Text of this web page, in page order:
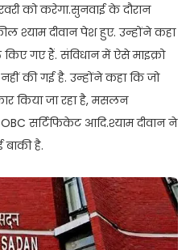
को करेगा.सुनवाई के दौरान
श्याम दीवान पेश हुए. उन्होंने कहा
किए गए हैं. संविधान में ऐसे माइक्रो
की गई है. उन्होंने कहा कि जो
किया जा रहा है, मसलन
OBC सर्टिफिकेट आदि.श्याम दीवान ने
है.